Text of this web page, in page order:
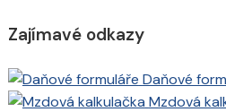
Zajímavé odkazy
Daňové
Mzdová